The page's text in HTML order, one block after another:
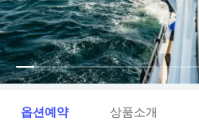
옵션예약 상품소개